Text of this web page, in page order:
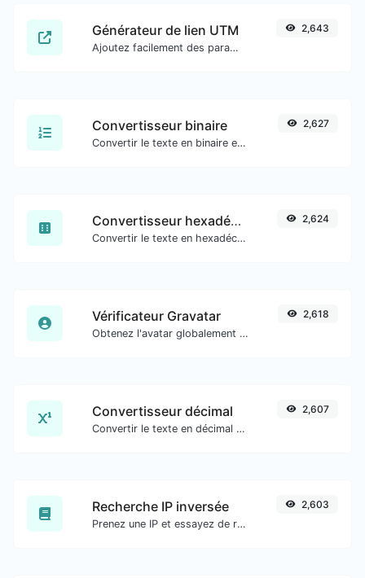
Générateur de lien UTM
Ajoutez facilement des paramètres UTM valides et générez un lien traçable UTM.
2,643
Convertisseur binaire
Convertir le texte en binaire et inversement pour toute entrée de chaîne.
2,627
Convertisseur hexadécimal
Convertir le texte en hexadécimal et inversement pour toute entrée de chaîne.
2,624
Vérificateur Gravatar
Obtenez l'avatar globalement reconnu de gravatar.com pour n'importe quel e-mail.
2,618
Convertisseur décimal
Convertir le texte en décimal et inversement pour toute entrée de chaîne.
2,607
Recherche IP inversée
Prenez une IP et essayez de rechercher le domaine/hôte qui lui est associé.
2,603